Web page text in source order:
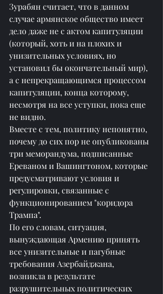
Зурабян считает, что в данном
случае армянское общество имеет
дело даже не с актом капитуляции
(который, хоть и на плохих и
унизительных условиях, но
установил бы окончательный мир),
а с непрекращающимся процессом
капитуляции, конца которому,
несмотря на все уступки, пока еще
не видно.
Вместе с тем, политику непонятно,
почему до сих пор не опубликованы
три меморандума, подписанные
Ереваном и Вашингтоном, которые
предусматривают условия и
регулировки, связанные с
функционированием "коридора
Трампа".
По его словам, ситуация,
вынуждающая Армению принять
все унизительные и пагубные
требования Азербайджана,
возникла в результате
разрушительных политических